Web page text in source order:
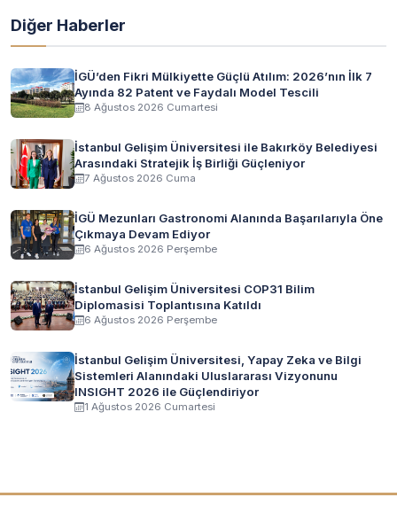
Diğer Haberler
İGÜ’den Fikri Mülkiyette Güçlü Atılım: 2026’nın İlk 7
Ayında 82 Patent ve Faydalı Model Tescili
8 Ağustos 2026 Cumartesi
İstanbul Gelişim Üniversitesi ile Bakırköy Belediyesi
Arasındaki Stratejik İş Birliği Güçleniyor
7 Ağustos 2026 Cuma
İGÜ Mezunları Gastronomi Alanında Başarılarıyla Öne
Çıkmaya Devam Ediyor
6 Ağustos 2026 Perşembe
İstanbul Gelişim Üniversitesi COP31 Bilim
Diplomasisi Toplantısına Katıldı
6 Ağustos 2026 Perşembe
İstanbul Gelişim Üniversitesi, Yapay Zeka ve Bilgi
Sistemleri Alanındaki Uluslararası Vizyonunu
INSIGHT 2026 ile Güçlendiriyor
1 Ağustos 2026 Cumartesi